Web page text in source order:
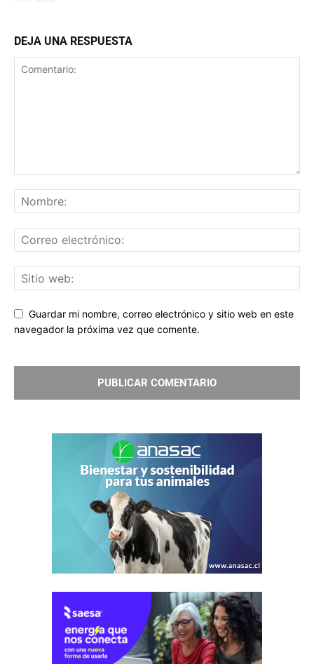
DEJA UNA RESPUESTA
Guardar mi nombre, correo electrónico y sitio web en este
navegador la próxima vez que comente.